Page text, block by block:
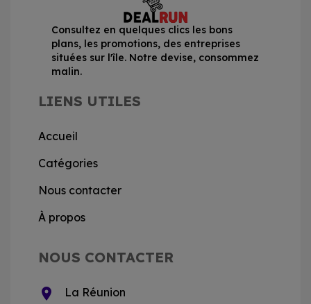
Consultez en quelques clics les bons
plans, les promotions, des entreprises
situées sur l'île. Notre devise, consommez
malin.
LIENS UTILES
Accueil
Catégories
Nous contacter
À propos
NOUS CONTACTER
location_on La Réunion